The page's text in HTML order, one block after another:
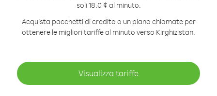
soli 18.0 ¢ al minuto.
Acquista pacchetti di credito o un piano chiamate per
ottenere le migliori tariffe al minuto verso Kirghizistan.
Visualizza tariffe